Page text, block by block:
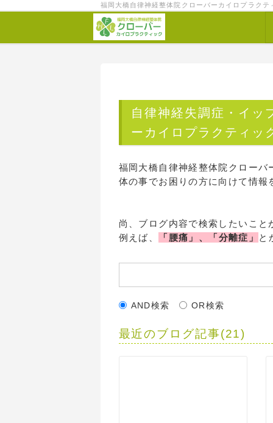
福岡大橋自律神経整体院クローバーカイロプラク
自律神経失調症・イッ
ーカイロプラクティッ
福岡大橋自律神経整体院クロー
体の事でお困りの方に向けて情報
尚、ブログ内容で検索したいこ
例えば、
「腰痛」、「分離症」 と
AND検索 OR検索
最近のブログ記事(21)